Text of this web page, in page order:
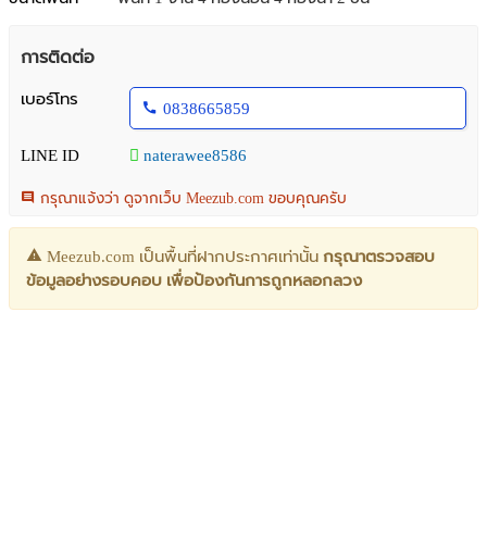
การติดต่อ
เบอร์โทร
0838665859
LINE ID naterawee8586
กรุณาแจ้งว่า ดูจากเว็บ Meezub.com ขอบคุณครับ
Meezub.com เป็นพื้นที่ฝากประกาศเท่านั้น กรุณาตรวจสอบ
ข้อมูลอย่างรอบคอบ เพื่อป้องกันการถูกหลอกลวง